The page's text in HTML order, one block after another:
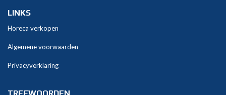
LINKS
Horeca verkopen
Algemene voorwaarden
Privacyverklaring